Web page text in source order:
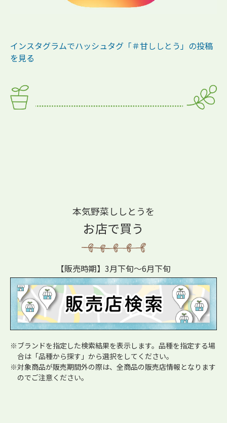
インスタグラムでハッシュタグ「＃甘ししとう」の投稿
を見る
本気野菜ししとうを
お店で買う
【販売時期】3月下旬〜6月下旬
※ブランドを指定した検索結果を表示します。品種を指定する場
合は「品種から探す」から選択をしてください。
※対象商品が販売期間外の際は、全商品の販売店情報となります
のでご注意ください。